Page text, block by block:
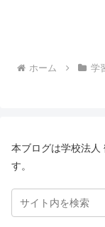
ホーム 学
本ブログは学校法人
す。